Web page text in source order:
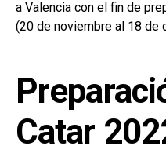
a Valencia con el fin de
(20 de noviembre al 18 de
Catar